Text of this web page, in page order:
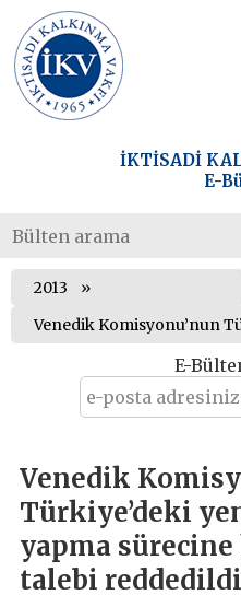
İKTİSADİ
E-
2013
E-
Venedik
Türkiye’deki
yapma
talebi reddedildi